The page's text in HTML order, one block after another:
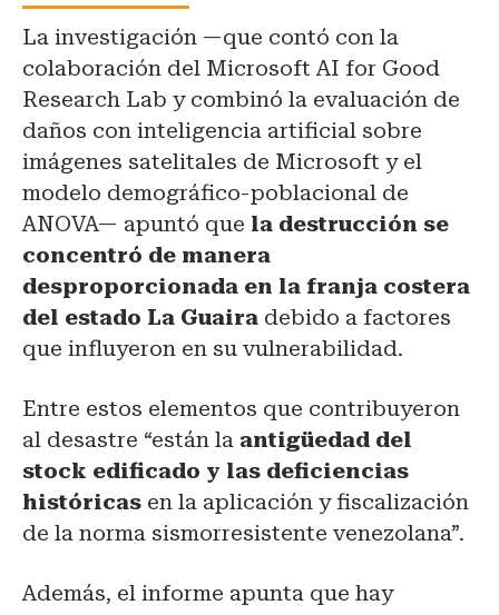
La investigación —que contó con la
colaboración del Microsoft AI for Good
Research Lab y combinó la evaluación de
daños con inteligencia artificial sobre
imágenes satelitales de Microsoft y el
modelo demográfico-poblacional de
ANOVA— apuntó que la destrucción se
concentró de manera
desproporcionada en la franja costera
del estado La Guaira debido a factores
que influyeron en su vulnerabilidad.
Entre estos elementos que contribuyeron
al desastre “están la antigüedad del
stock edificado y las deficiencias
históricas en la aplicación y fiscalización
de la norma sismorresistente venezolana”.
Además, el informe apunta que hay